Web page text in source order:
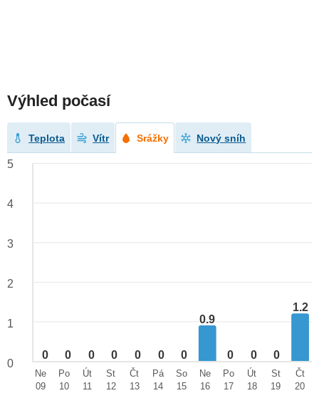
Výhled počasí
Teplota Vítr Srážky Nový sníh
0 0 0 0 0 0 0
0.9
0 0 0
1.2
5
4
3
2
1
0
Ne
09
Po
10
Út
11
St
12
Čt
13
Pá
14
So
15
Ne
16
Po
17
Út
18
St
19
Čt
20